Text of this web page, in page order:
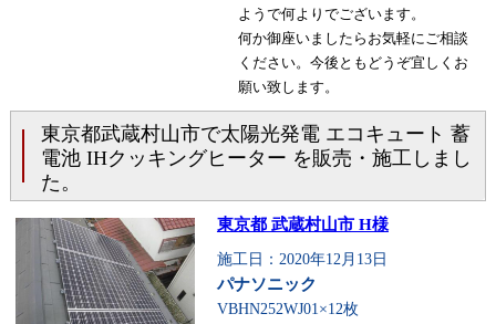
ようで何よりでございます。
何か御座いましたらお気軽にご相談
ください。今後ともどうぞ宜しくお
願い致します。
東京都武蔵村山市で太陽光発電 エコキュート 蓄
電池 IHクッキングヒーター を販売・施工しまし
た。
東京都 武蔵村山市 H様
施工日：2020年12月13日
パナソニック
VBHN252WJ01×12枚